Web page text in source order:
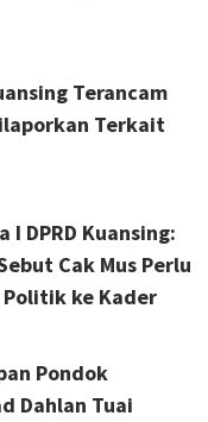
Terancam
Terkait
I DPRD Kuansing:
Cak Mus Perlu
ke Kader
Pondok
Dahlan Tuai